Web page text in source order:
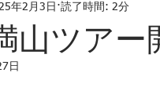
スリランカ旅 モンゴル
ン
山ツアー
年2月3日 読了時間: 2分
日